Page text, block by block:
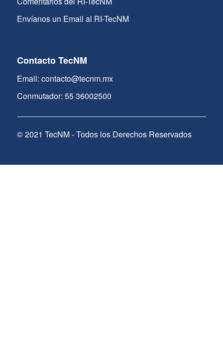
Envíanos un Email al RI-TecNM
Contacto TecNM
Email: contacto@tecnm.mx
Conmutador: 55 36002500
© 2021 TecNM - Todos los Derechos Reservados